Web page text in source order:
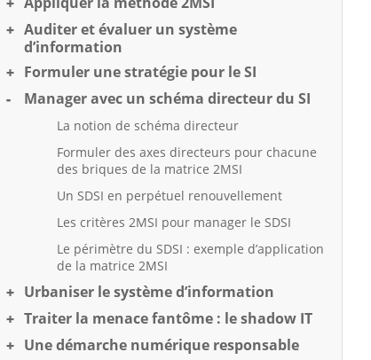
Auditer et évaluer un système
d’information
Formuler une stratégie pour le SI
Manager avec un schéma directeur du SI
La notion de schéma directeur
Formuler des axes directeurs pour chacune
des briques de la matrice 2MSI
Un SDSI en perpétuel renouvellement
Les critères 2MSI pour manager le SDSI
Le périmètre du SDSI : exemple d’application
de la matrice 2MSI
Urbaniser le système d’information
Traiter la menace fantôme : le shadow IT
Une démarche numérique responsable